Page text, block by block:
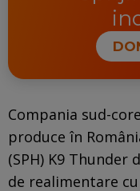
Compania sud-
produce în
(SPH) K9 Thunder
de realimentare